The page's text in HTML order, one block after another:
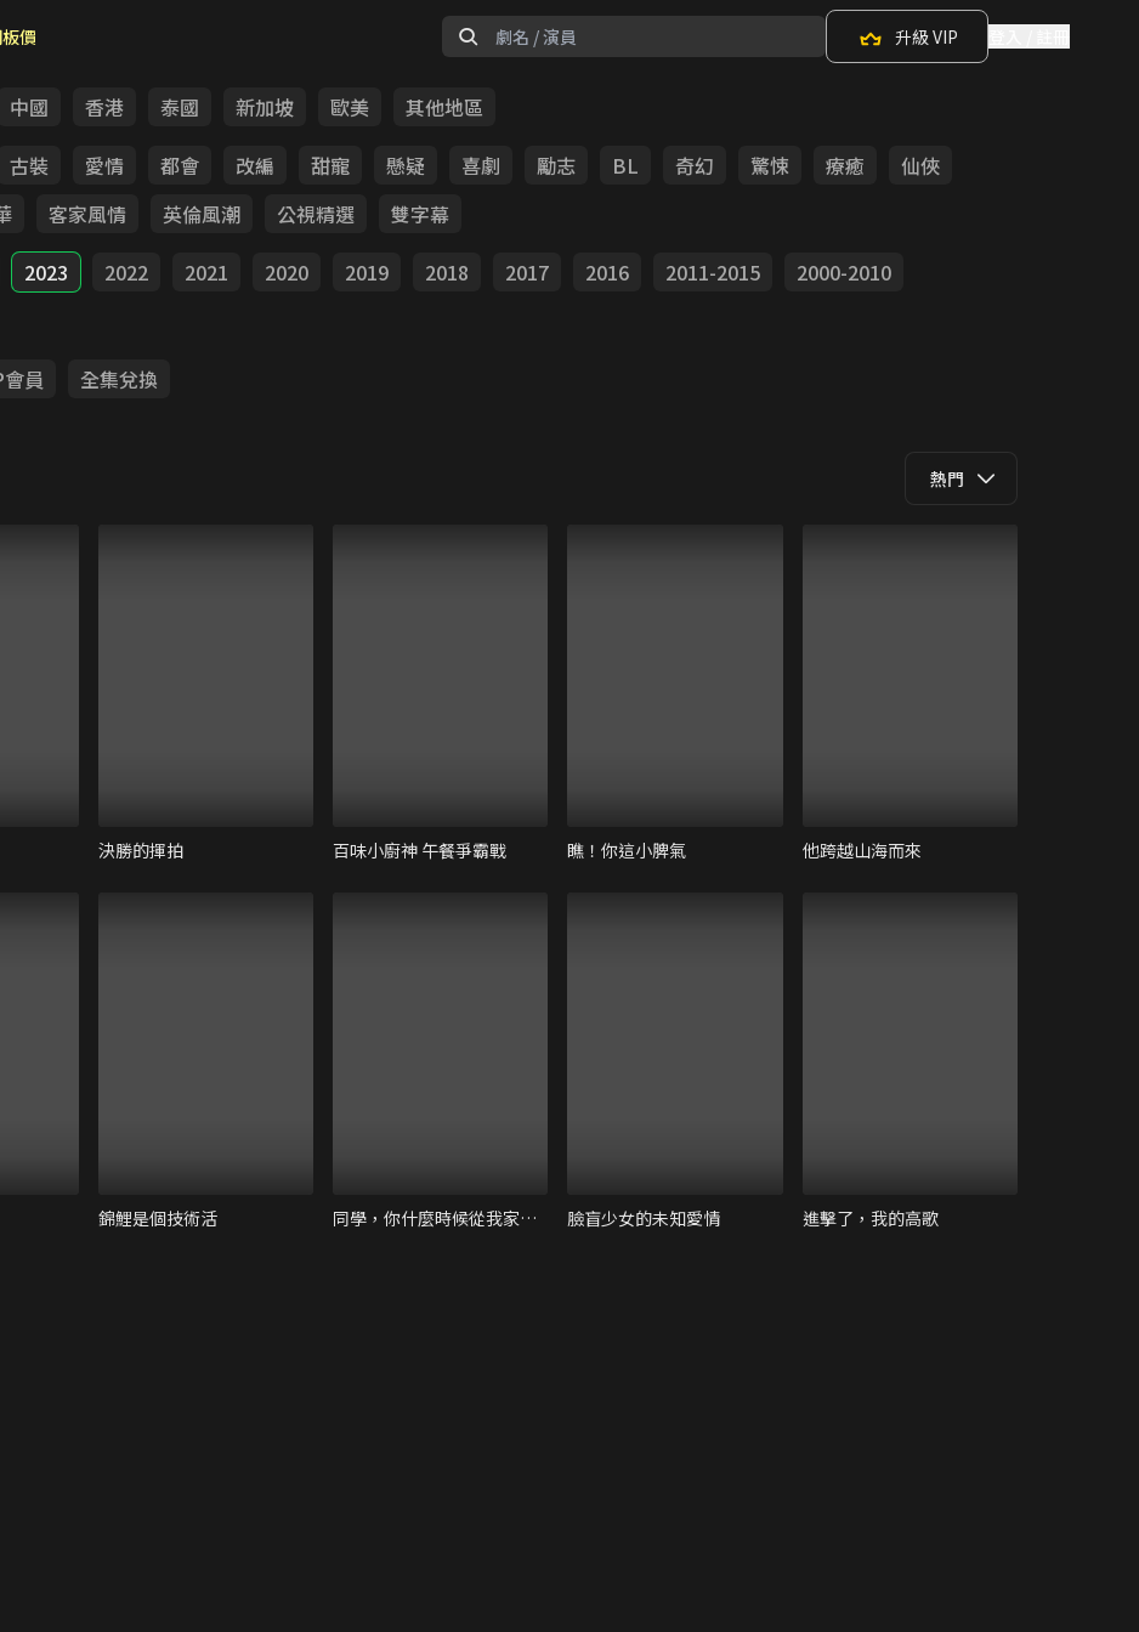
價 升級 VIP
中國 香港 泰國 新加坡 歐美
其他地區
古裝 愛情 都會 改編 甜寵 懸疑 喜劇 勵志 BL 奇幻 驚悚 療癒
仙俠
客家風情 英倫風潮 公視精選
雙字幕
2023 2022 2021 2020 2019 2018 2017 2016 2011-2015
2000-2010
員 全集兌換
熱門
決勝的揮拍 百味小廚神 午餐爭霸戰 瞧！你這小脾氣 他跨越山海而來
錦鯉是個技術活 同學，你什麼時候從我家搬走 臉盲少女的未知愛情 進擊了，我的高歌